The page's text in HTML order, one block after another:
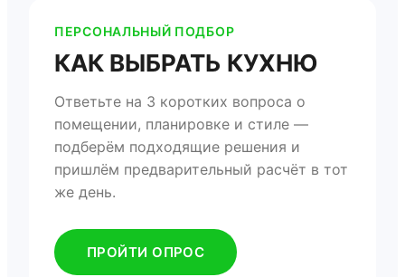
ПЕРСОНАЛЬНЫЙ ПОДБОР
КАК ВЫБРАТЬ КУХНЮ
Ответьте на 3 коротких вопроса о
помещении, планировке и стиле —
подберём подходящие решения и
пришлём предварительный расчёт в тот
же день.
ПРОЙТИ ОПРОС